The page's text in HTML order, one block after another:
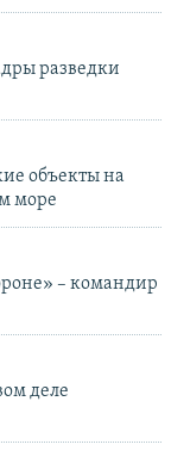
разведки
объекты на
море
– командир
деле